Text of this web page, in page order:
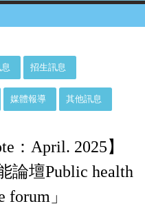
招生訊息
媒體報導 其他訊息
：April. 2025】
論壇Public health
」